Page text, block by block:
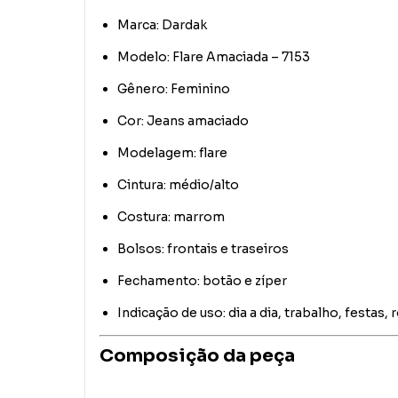
Marca: Dardak
Modelo: Flare Amaciada – 7153
Gênero: Feminino
Cor: Jeans amaciado
Modelagem: flare
Cintura: médio/alto
Costura: marrom
Bolsos: frontais e traseiros
Fechamento: botão e zíper
Indicação de uso: dia a dia, trabalho, festas,
Composição da peça